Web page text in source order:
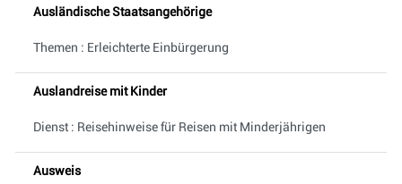
Ausländische Staatsangehörige
Themen : Erleichterte Einbürgerung
Auslandreise mit Kinder
Dienst : Reisehinweise für Reisen mit Minderjährigen
Ausweis